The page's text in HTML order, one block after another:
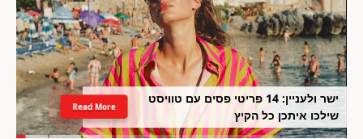
ישר ולעניין: 14 פריטי פסים עם טוויסט
שילכו איתכן כל הקיץ
Read More